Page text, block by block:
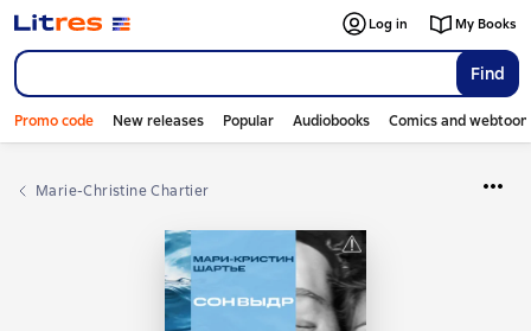
Find
Log in My Books
Promo code New releases Popular Audiobooks Comics and
Marie-Christine Chartier